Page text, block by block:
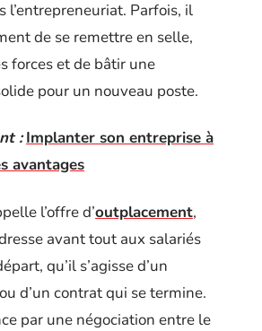
l’entrepreneuriat. Parfois, il
de se remettre en selle,
forces et de bâtir une
pour un nouveau poste.
: Implanter son entreprise à
avantages
l’offre d’outplacement,
avant tout aux salariés
qu’il s’agisse d’un
d’un contrat qui se termine.
par une négociation entre le